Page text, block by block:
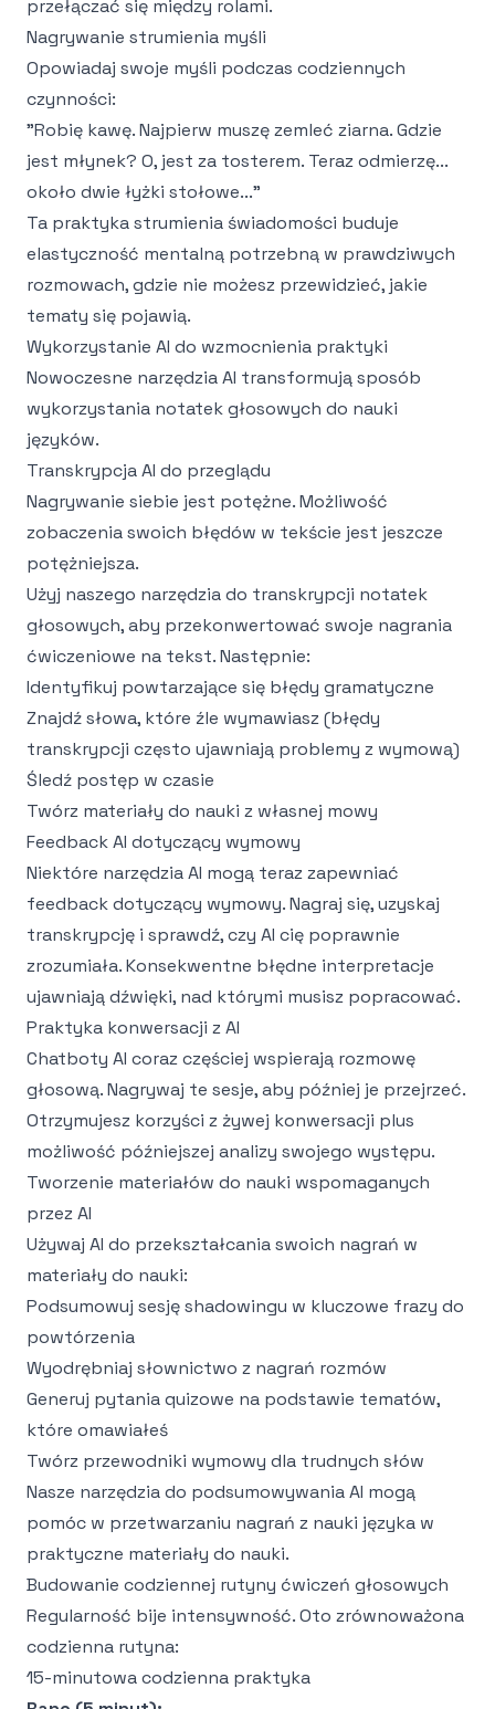
przełączać się między rolami.
Nagrywanie strumienia myśli
Opowiadaj swoje myśli podczas codziennych
czynności:
"Robię kawę. Najpierw muszę zemleć ziarna. Gdzie
jest młynek? O, jest za tosterem. Teraz odmierzę...
około dwie łyżki stołowe..."
Ta praktyka strumienia świadomości buduje
elastyczność mentalną potrzebną w prawdziwych
rozmowach, gdzie nie możesz przewidzieć, jakie
tematy się pojawią.
Wykorzystanie AI do wzmocnienia praktyki
Nowoczesne narzędzia AI transformują sposób
wykorzystania notatek głosowych do nauki
języków.
Transkrypcja AI do przeglądu
Nagrywanie siebie jest potężne. Możliwość
zobaczenia swoich błędów w tekście jest jeszcze
potężniejsza.
Użyj naszego narzędzia do transkrypcji notatek
głosowych, aby przekonwertować swoje nagrania
ćwiczeniowe na tekst. Następnie:
Identyfikuj powtarzające się błędy gramatyczne
Znajdź słowa, które źle wymawiasz (błędy
transkrypcji często ujawniają problemy z wymową)
Śledź postęp w czasie
Twórz materiały do nauki z własnej mowy
Feedback AI dotyczący wymowy
Niektóre narzędzia AI mogą teraz zapewniać
feedback dotyczący wymowy. Nagraj się, uzyskaj
transkrypcję i sprawdź, czy AI cię poprawnie
zrozumiała. Konsekwentne błędne interpretacje
ujawniają dźwięki, nad którymi musisz popracować.
Praktyka konwersacji z AI
Chatboty AI coraz częściej wspierają rozmowę
głosową. Nagrywaj te sesje, aby później je przejrzeć.
Otrzymujesz korzyści z żywej konwersacji plus
możliwość późniejszej analizy swojego występu.
Tworzenie materiałów do nauki wspomaganych
przez AI
Używaj AI do przekształcania swoich nagrań w
materiały do nauki:
Podsumowuj sesję shadowingu w kluczowe frazy do
powtórzenia
Wyodrębniaj słownictwo z nagrań rozmów
Generuj pytania quizowe na podstawie tematów,
które omawiałeś
Twórz przewodniki wymowy dla trudnych słów
Nasze narzędzia do podsumowywania AI mogą
pomóc w przetwarzaniu nagrań z nauki języka w
praktyczne materiały do nauki.
Budowanie codziennej rutyny ćwiczeń głosowych
Regularność bije intensywność. Oto zrównoważona
codzienna rutyna:
15-minutowa codzienna praktyka